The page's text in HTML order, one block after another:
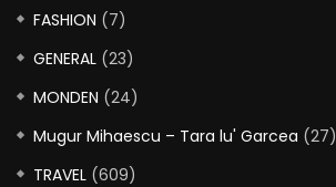
FASHION (7)
GENERAL (23)
MONDEN (24)
Mugur Mihaescu – Tara lu' Garcea (27)
TRAVEL (609)